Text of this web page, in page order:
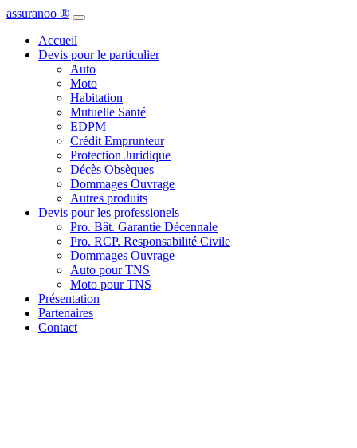
assuranoo ®
Accueil
Devis pour le particulier
Auto
Moto
Habitation
Mutuelle Santé
EDPM
Crédit Emprunteur
Protection Juridique
Décès Obsèques
Dommages Ouvrage
Autres produits
Devis pour les professionels
Pro. Bât. Garantie Décennale
Pro. RCP. Responsabilité Civile
Dommages Ouvrage
Auto pour TNS
Moto pour TNS
Présentation
Partenaires
Contact